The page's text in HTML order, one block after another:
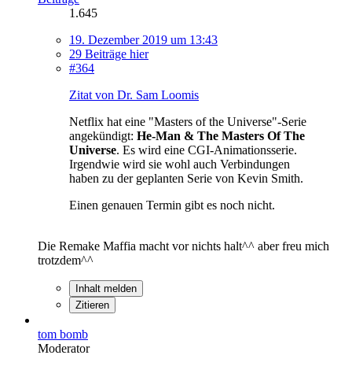
1.645
19. Dezember 2019 um 13:43
29 Beiträge hier
#364
Zitat von Dr. Sam Loomis
Netflix hat eine "Masters of the Universe"-Serie
angekündigt: He-Man & The Masters Of The
Universe. Es wird eine CGI-Animationsserie.
Irgendwie wird sie wohl auch Verbindungen
haben zu der geplanten Serie von Kevin Smith.
Einen genauen Termin gibt es noch nicht.
Die Remake Maffia macht vor nichts halt^^ aber freu mich
trotzdem^^
Inhalt melden
Zitieren
tom bomb
Moderator